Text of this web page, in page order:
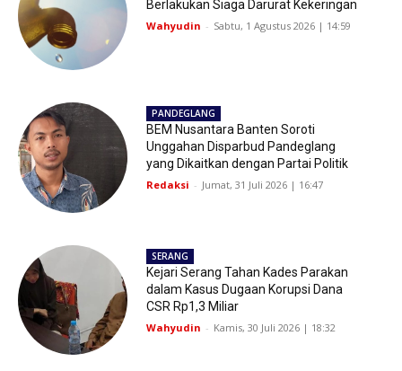
Berlakukan Siaga Darurat Kekeringan
Wahyudin - Sabtu, 1 Agustus 2026 | 14:59
PANDEGLANG
BEM Nusantara Banten Soroti
Unggahan Disparbud Pandeglang
yang Dikaitkan dengan Partai Politik
Redaksi - Jumat, 31 Juli 2026 | 16:47
SERANG
Kejari Serang Tahan Kades Parakan
dalam Kasus Dugaan Korupsi Dana
CSR Rp1,3 Miliar
Wahyudin - Kamis, 30 Juli 2026 | 18:32